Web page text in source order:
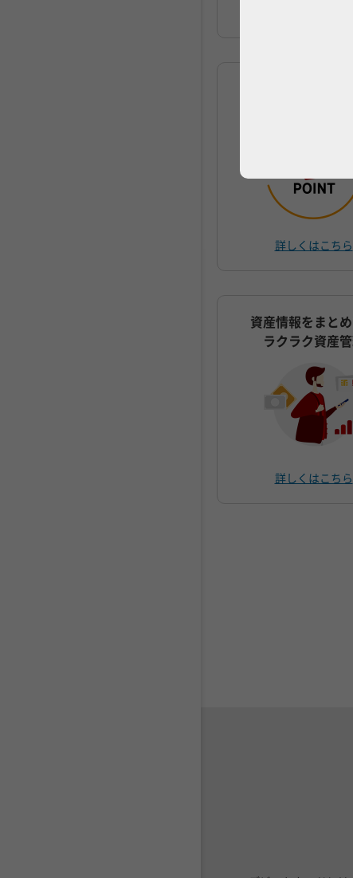
詳しくはこちら
資産情報をまとめ
ラクラク資産
詳しくはこちら